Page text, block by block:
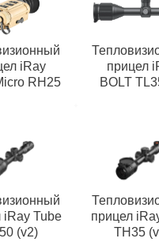
iRay
RH25
прицел
BOLT
iRay Tube
(v2)
прицел
TH35